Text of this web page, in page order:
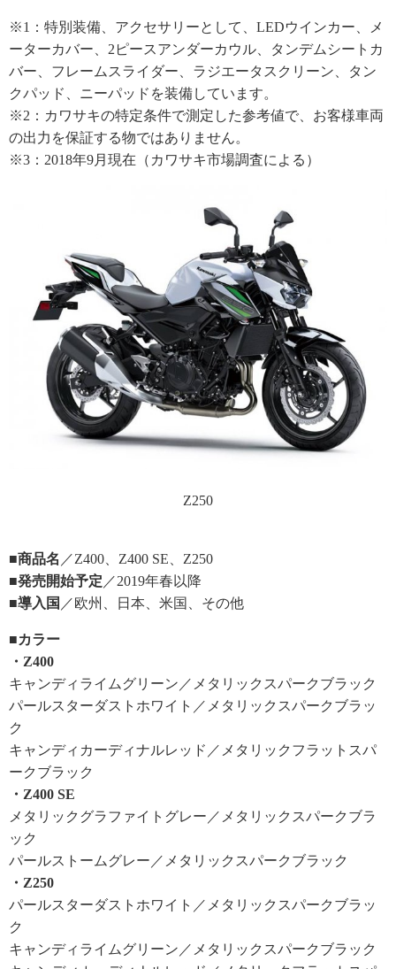
※1：特別装備、アクセサリーとして、LEDウインカー、メ
ーターカバー、2ピースアンダーカウル、タンデムシートカ
バー、フレームスライダー、ラジエータスクリーン、タン
クパッド、ニーパッドを装備しています。
※2：カワサキの特定条件で測定した参考値で、お客様車両
の出力を保証する物ではありません。
※3：2018年9月現在（カワサキ市場調査による）
Z250
■商品名 ／Z400、Z400 SE、Z250
■発売開始予定 ／2019年春以降
■導入国 ／欧州、日本、米国、その他
■カラー
・Z400
キャンディライムグリーン／メタリックスパークブラック
パールスターダストホワイト／メタリックスパークブラッ
ク
キャンディカーディナルレッド／メタリックフラットスパ
ークブラック
・Z400 SE
メタリックグラファイトグレー／メタリックスパークブラ
ック
パールストームグレー／メタリックスパークブラック
・Z250
パールスターダストホワイト／メタリックスパークブラッ
ク
キャンディライムグリーン／メタリックスパークブラック